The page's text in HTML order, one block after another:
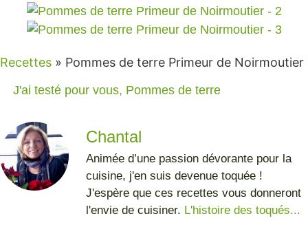
Recettes » Pommes de terre Primeur de Noirmoutier
J'ai testé pour vous, Pommes de terre
Chantal
Animée d’une passion dévorante pour la
cuisine, j'en suis devenue toquée !
J'espère que ces recettes vous donneront
l'envie de cuisiner. L'histoire des toqués...